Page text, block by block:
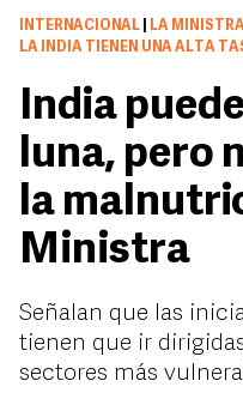
INTERNACIONAL
LA
LA INDIA TIENEN UNA ALTA
India
luna, pero
la
Ministra
Señalan que las
tienen que ir
sectores más